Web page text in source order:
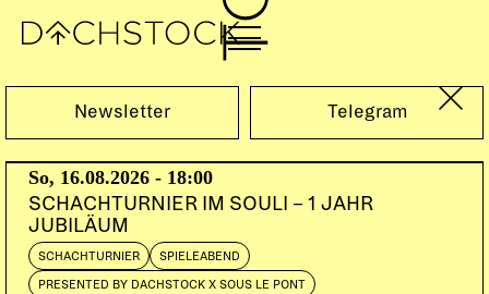
Do, 09.10.2003
(JAP)
DOORS:22:30
Newsletter Telegram
So, 16.08.2026 - 18:00
SCHACHTURNIER IM SOULI – 1 JAHR
JUBILÄUM
SCHACHTURNIER SPIELEABEND
PRESENTED BY DACHSTOCK X SOUS LE PONT